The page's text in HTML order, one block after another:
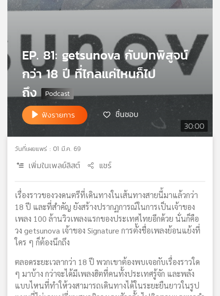
ไทย
เอส
วิทยุ
เครือ
ข่าย
30:00
EP. 81: getsunova กับบทพิสูจน์
กว่า 18 ปี ที่ไกลแค่ไหนก็ไป
ถึง
ฟังรายการ ชื่นชอบ
วันที่เผยแพร่ : 01 มี.ค. 69
เพิ่มในเพลย์ลิสต์ แชร์
เรื่องราวของวงดนตรีที่เดินทางในเส้นทางสายนี้มาแล้วกว่า
18 ปี และที่สำคัญ ยังสร้างปรากฏการณ์ในการเป็นเจ้าของ
เพลง 100 ล้านวิวเพลงแรกของประเทศไทยอีกด้วย นั่นก็คือ
วง getsunova เจ้าของ Signature การตั้งชื่อเพลงย้อนแย้งที่
ใคร ๆ ก็ต้องนึกถึง
ตลอดระยะเวลากว่า 18 ปี พวกเขาต้องพบเจอกับเรื่องราวใด
ๆ มาบ้าง กว่าจะได้มีเพลงฮิตที่คนทั้งประเทศรู้จัก และพลัง
แบบไหนที่ทำให้วงสามารถเดินทางได้ในระยะยืนยาวในรูป